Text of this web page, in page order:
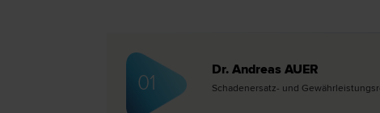
01
Dr. Andreas AUER
Schadenersatz- und